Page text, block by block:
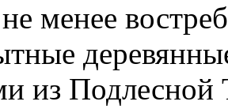
менее
из Подлесной